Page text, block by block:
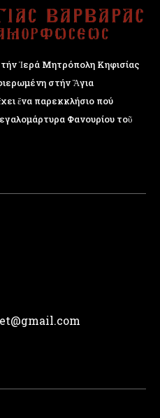
Ἱερά Μητρόπολη Κηφισίας
στήν Ἅγια
ἕνα παρεκκλήσιο πού
Φανουρίου τοῦ